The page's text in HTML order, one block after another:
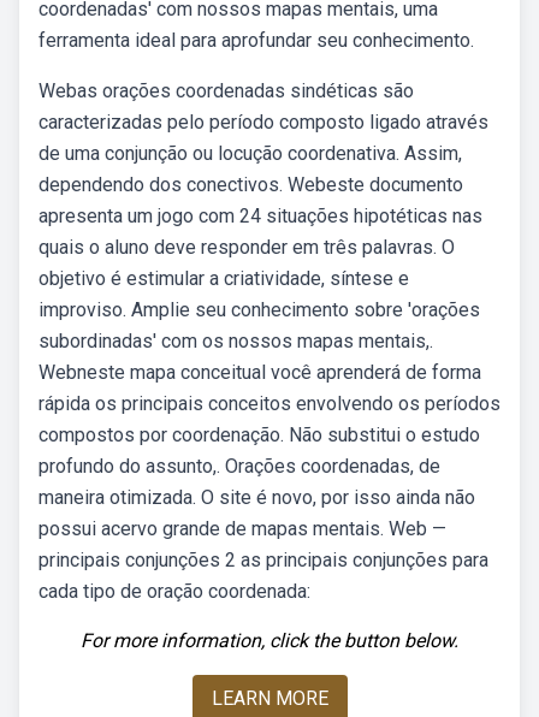
coordenadas' com nossos mapas mentais, uma
ferramenta ideal para aprofundar seu conhecimento.
Webas orações coordenadas sindéticas são
caracterizadas pelo período composto ligado através
de uma conjunção ou locução coordenativa. Assim,
dependendo dos conectivos. Webeste documento
apresenta um jogo com 24 situações hipotéticas nas
quais o aluno deve responder em três palavras. O
objetivo é estimular a criatividade, síntese e
improviso. Amplie seu conhecimento sobre 'orações
subordinadas' com os nossos mapas mentais,.
Webneste mapa conceitual você aprenderá de forma
rápida os principais conceitos envolvendo os períodos
compostos por coordenação. Não substitui o estudo
profundo do assunto,. Orações coordenadas, de
maneira otimizada. O site é novo, por isso ainda não
possui acervo grande de mapas mentais. Web —
principais conjunções 2 as principais conjunções para
cada tipo de oração coordenada:
For more information, click the button below.
LEARN MORE